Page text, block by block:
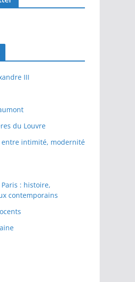
III
du Louvre
entre intimité, modernité
: histoire,
contemporains